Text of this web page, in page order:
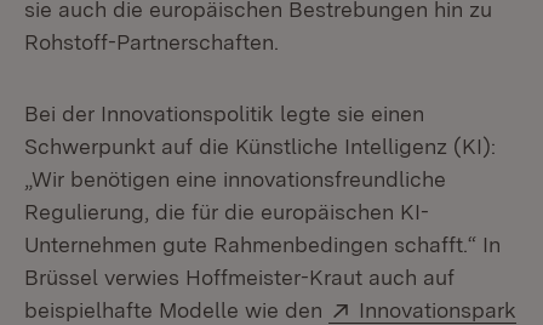
sie auch die europäischen Bestrebungen hin zu
Rohstoff-Partnerschaften.
Bei der Innovationspolitik legte sie einen
Schwerpunkt auf die Künstliche Intelligenz (KI):
„Wir benötigen eine innovationsfreundliche
Regulierung, die für die europäischen KI-
Unternehmen gute Rahmenbedingen schafft.“ In
Brüssel verwies Hoffmeister-Kraut auch auf
beispielhafte Modelle wie den
Extern:
Innovationspark